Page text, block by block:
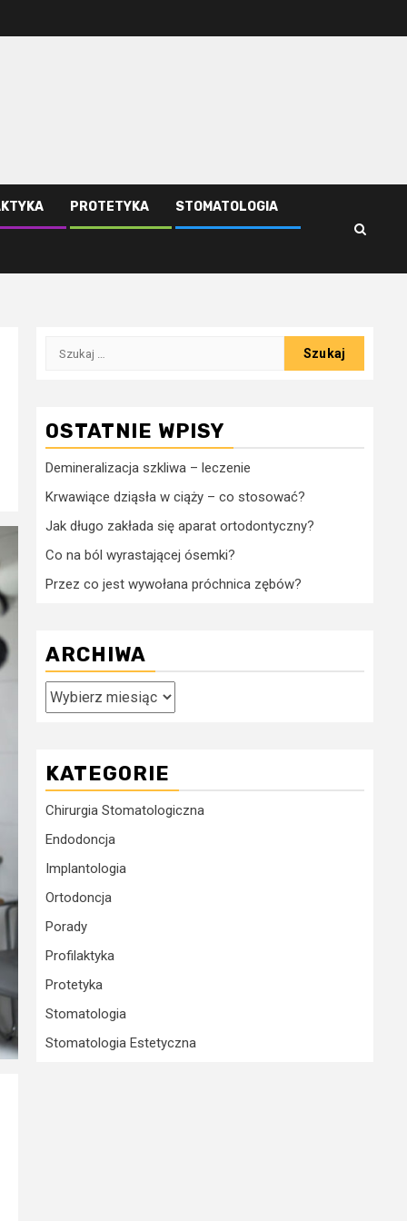
PROTETYKA STOMATOLOGIA
Szukaj:
OSTATNIE WPISY
Demineralizacja szkliwa – leczenie
Krwawiące dziąsła w ciąży – co stosować?
Jak długo zakłada się aparat ortodontyczny?
Co na ból wyrastającej ósemki?
Przez co jest wywołana próchnica zębów?
ARCHIWA
Archiwa
KATEGORIE
Chirurgia Stomatologiczna
Endodoncja
Implantologia
Ortodoncja
Porady
Profilaktyka
Protetyka
Stomatologia
Stomatologia Estetyczna